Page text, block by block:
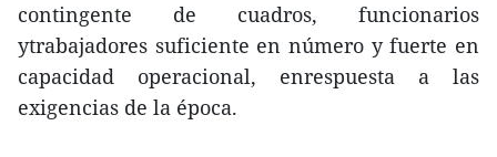
contingente de cuadros, funcionarios
ytrabajadores suficiente en número y fuerte en
capacidad operacional, enrespuesta a las
exigencias de la época.